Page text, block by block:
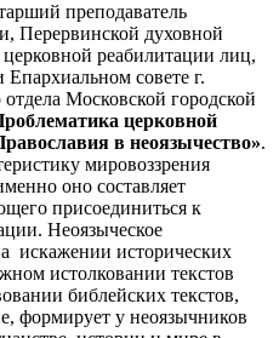
преподаватель
Перервинской духовной
реабилитации лиц,
совете г.
Московской городской
церковной
в неоязычество».
мировоззрения
оно составляет
присоединиться к
Неоязыческое
искажении исторических
истолковании текстов
библейских текстов,
формирует у неоязычников